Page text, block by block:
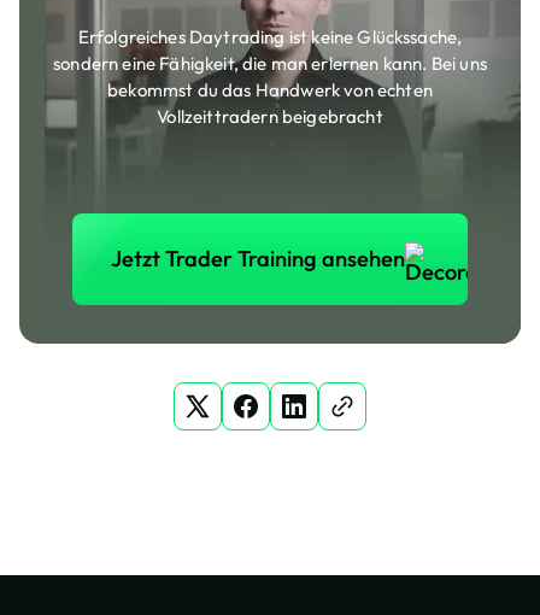
Erfolgreiches Daytrading ist keine Glückssache,
sondern eine Fähigkeit, die man erlernen kann. Bei uns
bekommst du das Handwerk von echten
Vollzeittradern beigebracht
Jetzt Trader Training ansehen
Jetzt Trader Training